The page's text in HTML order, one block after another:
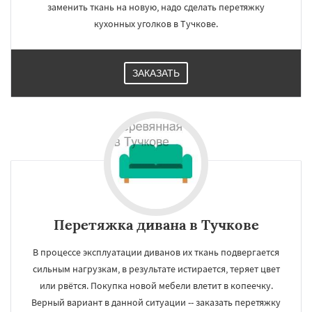
заменить ткань на новую, надо сделать перетяжку
кухонных уголков в Тучкове.
ЗАКАЗАТЬ
Перетяжка дивана в Тучкове
В процессе эксплуатации диванов их ткань подвергается
сильным нагрузкам, в результате истирается, теряет цвет
или рвётся. Покупка новой мебели влетит в копеечку.
Верный вариант в данной ситуации -- заказать перетяжку